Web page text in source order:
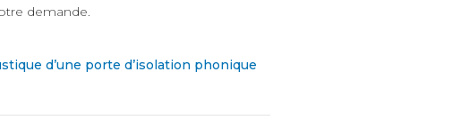
demande.
d’une porte d’isolation phonique